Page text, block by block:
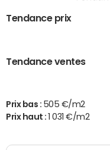
Tendance prix
Tendance ventes
Prix bas : 505 €/m2
Prix haut :
1 031 €/m2